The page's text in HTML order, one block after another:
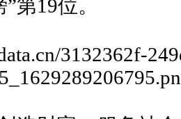
第19位。
3132362f-